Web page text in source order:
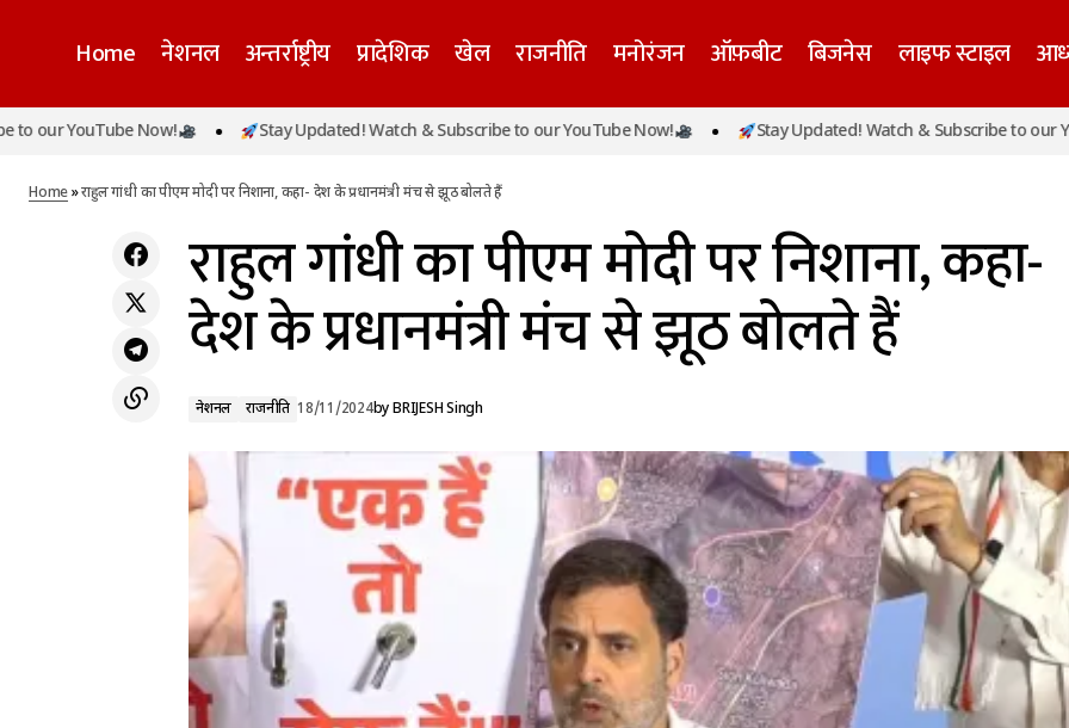
Home नेशनल अन्तर्राष्ट्रीय प्रादेशिक खेल राजनीति मनोरंजन ऑफ़बीट बिजनेस लाइफ स्टाइल
कोहरे की वजह से कई ट्रेनों की आवाजाही पर असर राहुल गांधी का पीएम मोदी पर निशाना, कहा- देश के प्रधानमंत्री
Now! Stay Updated! Watch & Subscribe to our YouTube Now! Stay Updated! Watch & Subscribe to our YouTube
Home»राहुल गांधी का पीएम मोदी पर निशाना, कहा- देश के प्रधानमंत्री मंच से झूठ बोलते हैं
राहुल गांधी का पीएम मोदी पर निशाना, कहा-
देश के प्रधानमंत्री मंच से झूठ बोलते हैं
नेशनल राजनीति 18/11/2024byBRIJESH Singh